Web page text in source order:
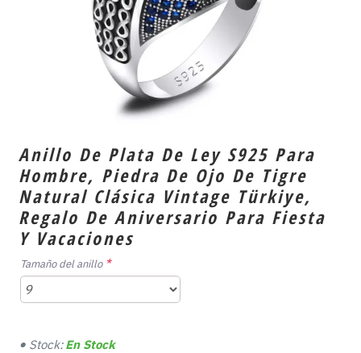
Anillo De Plata De Ley S925 Para
Hombre, Piedra De Ojo De Tigre
Natural Clásica Vintage Türkiye,
Regalo De Aniversario Para Fiesta
Y Vacaciones
Stock: En Stock
Tamaño del anillo